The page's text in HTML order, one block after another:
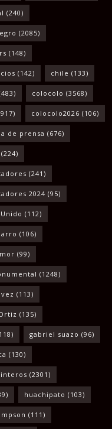
(240)
(2085)
(148)
(142) chile (133)
colocolo (3568)
colocolo2026 (106)
de prensa (676)
(224)
(241)
2024 (95)
(112)
(106)
(99)
(1248)
(113)
(135)
gabriel suazo (96)
(130)
(2301)
huachipato (103)
(111)